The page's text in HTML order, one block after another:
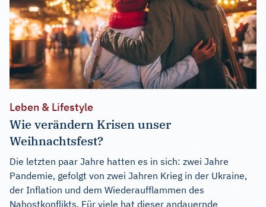
Leben & Lifestyle
Wie verändern Krisen unser
Weihnachtsfest?
Die letzten paar Jahre hatten es in sich: zwei Jahre
Pandemie, gefolgt von zwei Jahren Krieg in der Ukraine,
der Inflation und dem Wiederaufflammen des
Nahostkonflikts. Für viele hat dieser andauernde